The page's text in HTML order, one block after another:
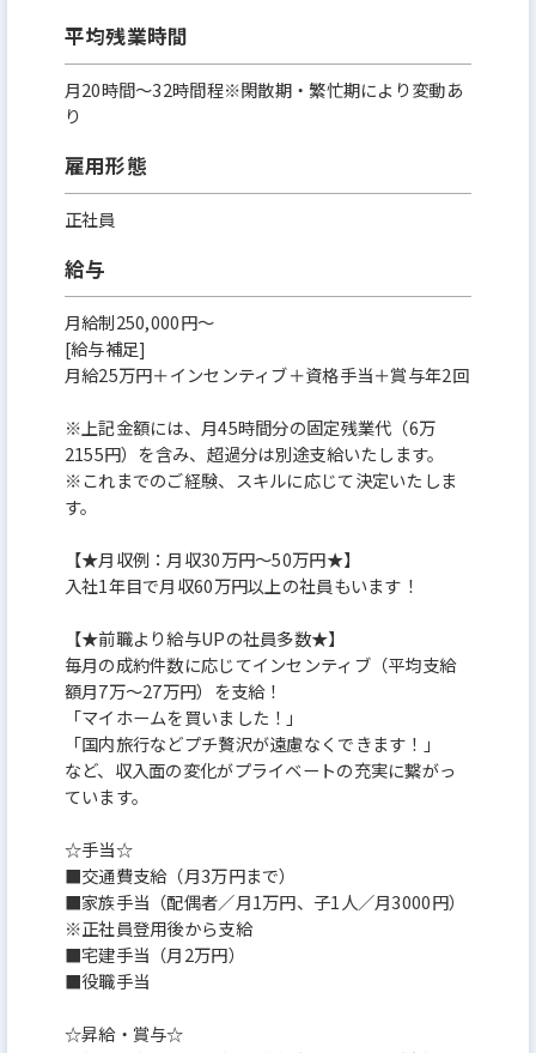
平均残業時間
月20時間～32時間程※閑散期・繁忙期により変動あ
り
雇用形態
正社員
給与
月給制250,000円～
[給与補足]
月給25万円＋インセンティブ＋資格手当＋賞与年2回
※上記金額には、月45時間分の固定残業代（6万
2155円）を含み、超過分は別途支給いたします。
※これまでのご経験、スキルに応じて決定いたしま
す。
【★月収例：月収30万円～50万円★】
入社1年目で月収60万円以上の社員もいます！
【★前職より給与UPの社員多数★】
毎月の成約件数に応じてインセンティブ（平均支給
額月7万～27万円）を支給！
「マイホームを買いました！」
「国内旅行などプチ贅沢が遠慮なくできます！」
など、収入面の変化がプライベートの充実に繋がっ
ています。
☆手当☆
■交通費支給（月3万円まで）
■家族手当（配偶者／月1万円、子1人／月3000円）
※正社員登用後から支給
■宅建手当（月2万円）
■役職手当
☆昇給・賞与☆